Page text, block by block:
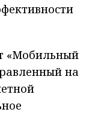
«Мобильный
на